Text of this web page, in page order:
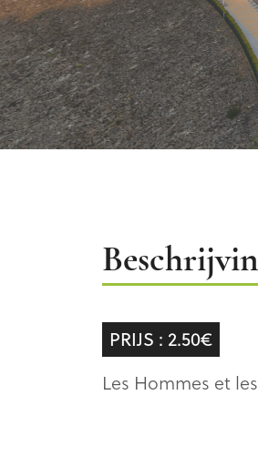
Beschrijving
PRIJS : 2.50€
Les Hommes et